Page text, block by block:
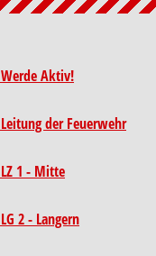
Werde Aktiv!
Leitung der Feuerwehr
LZ 1 - Mitte
LG 2 - Langern